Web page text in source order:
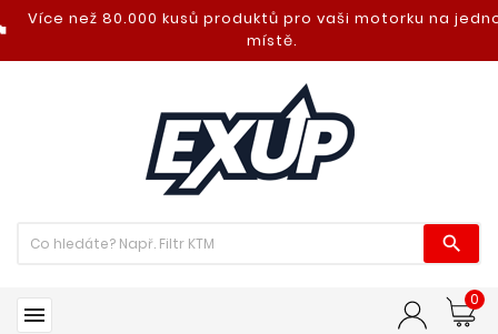
Více než 80.000 kusů produktů pro vaši motorku na
místě.


0